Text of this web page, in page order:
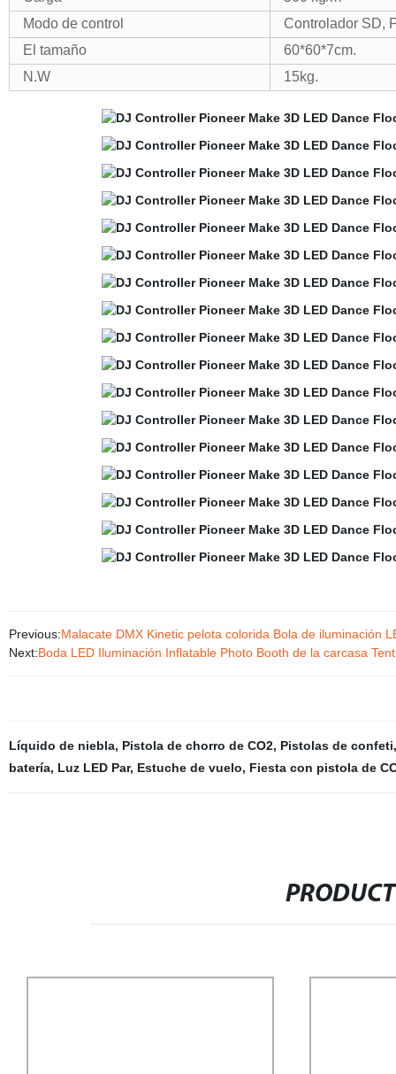
Modo de control
Controlador SD,
El tamaño
60*60*7cm.
N.W
15kg.
Previous:Malacate DMX Kinetic pelota colorida Bola de iluminación
Next:Boda LED Iluminación Inflatable Photo Booth de la carcasa
Líquido de niebla, Pistola de chorro de CO2, Pistolas de confeti
batería, Luz LED Par, Estuche de vuelo, Fiesta con pistola de